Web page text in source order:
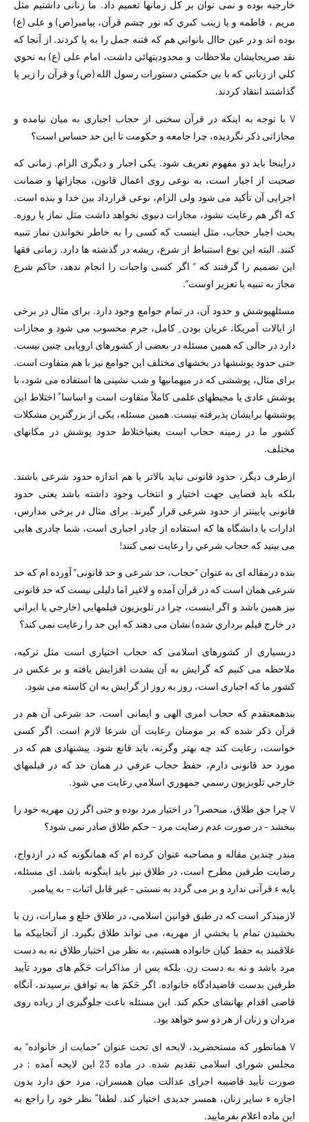
خارجیه بوده و نمی توان بر کل زمانها تعمیم داد. ما زنانی داشتیم مثل
مریم ، فاطمه و یا زینب کبري که نور چشم قرآن، پیامبر(ص) و علی (ع)
بوده اند و در عین حاال بانواني هم که فتنه جمل را به پا کردند. از آنجا که
نقد صريحايشان ملاحظات و محدوديتهائي داشت، امام علی (ع) به نحوي
كلي از زناني كه با بي حكمتي دستورات رسول الله (ص) و قرآن را زير پا
گذاشتند انتقاد كردند.
V با توجه به اینکه در قرآن سخنی از حجاب اجباری به میان نیامده و
مجازاتی ذکر نگردیده، چرا جامعه و حکومت تا این حد حساس است؟
دراینجا باید دو مفهوم تعریف شود. یکی اجبار و دیگری الزام. زمانی که
صحبت از اجبار است، به نوعی روی اعمال قانون، مجازاتها و ضمانت
اجرایی آن تأکید می شود ولی الزام، نوعی قرارداد بین خدا و بنده است.
که اگر هم رعایت نشود، مجازات دنیوی نخواهد داشت مثل نماز یا روزه.
بحث اجبار حجاب، مثل اینست که کسی را به خاطر نخواندن نماز تنبیه
کنند. البته این نوع استنباط از شرع، ریشه در گذشته ها دارد. زمانی فقها
این تصمیم را گرفتند که ” اگر کسی واجبات را انجام ندهد، حاکم شرع
مجاز به تنبیه يا تعزير اوست”.
مسئلهپوشش و حدود آن، در تمام جوامع وجود دارد. برای مثال در برخی
از ایالات آمریکا، عریان بودن ِ کامل، جرم محسوب می شود و مجازات
دارد در حالی که همین مسئله در بعضی از کشورهای اروپایی چنين نيست.
حتی حدود پوششها در بخشهای مختلف این جوامع نیز با هم متفاوت است.
برای مثال، پوششی که در میهمانیها و شب نشینی ها استفاده می شود، با
پوشش عادی یا مجیطهای علمی کاملاً متفاوت است و اساسا ً اختلاط این
پوششها برایشان پذیرفته نیست. همین مسئله، یکی از بزرگترین مشکلات
کشور ما در زمینه حجاب است یعنیاختلاط حدود پوشش در مکانهای
مختلف.
ازطرف دیگر، حدود قانونی نباید بالاتر یا هم اندازه حدود شرعی باشند.
بلکه باید فضایی جهت اختیار و انتخاب وجود داشته باشد یعنی حدود
فانونی پایینتر از حدود شرعی قرار گیرند. برای مثال در برخی مدارس،
ادارات یا دانشگاه ها که استفاده از چادر اجباری است، شما چادری هایی
می بینید که حجاب شرعي را رعایت نمی کنند!
بنده درمقاله ای به عنوان “حجاب، حد شرعی و حد قانونی” آورده ام که حد
شرعی همان است که در قرآن آمده و لاغیر اما دلیلی نیست که حد قانونی
نیز همین باشد و اگر اینست، چرا در تلویزیون فیلمهایی (خارجي يا ايراني
در خارج فيلم برداري شده) نشان می دهند که این حد را رعایت نمی کند؟
دربسیاری از کشورهای اسلامی که حجاب اختیاری است مثل تركيه،
ملاحظه می کنیم که گرایش به آن بشدت افزايش يافته و بر عکس در
کشور ما که اجباری است، روز به روز از گرایش به ان کاسته می شود.
بندهمعتقدم که حجاب امری الهی و ایمانی است. حد شرعی آن هم در
قرآن ذکر شده كه بر مومنان رعايت آن شرعا لازم است. اگر کسی
خواست، رعایت کند چه بهتر وگرنه، باید قانع شود. پیشنهادی هم که در
مورد حد قانونی دارم، حفظ حجاب عرفي در همان حد که در فيلمهاي
خارجي تلویزیون رسمي جمهوري اسلامي رعايت مي شود.
V چرا حق طلاق، منحصرا ً در اختیار مرد بوده و حتی اگر زن مهریه خود را
ببخشد – در صورت عدم رضایت مرد – حکم طلاق صادر نمی شود؟
مندر چندین مقاله و مصاحبه عنوان کرده ام که همانگونه که در ازدواج،
رضایت طرفین مطرح است، در طلاق نیز باید اینگونه باشد. ای مسئله،
پایه ء قرآنی ندارد و بر می گردد به نسبتی – غیر قابل اثبات – به پیامبر.
لازمبذکر است که در طبق قوانین اسلامی، در طلاق خلع و مبارات، زن با
بخشیدن تمام يا بخشي از مهریه، می تواند طلاق بگیرد. از آنجاییکه ما
علاقمند به حفط کیان خانواده هستیم، به نظر من اختیار طلاق نه به دست
مرد باشد و نه به دست زن. بلکه پس از مذاكرات حَكَم های مورد تآیید
طرفین بدست قاضیدادگاه خانواده. اگر حَکمَ ها به توافق نرسیدند، آنگاه
قاضی اقدام بهانشای حکم کند. این مسئله باعث جلوگیری از زیاده روی
مردان و زنان از هر دو سو خواهد بود.
V همانطور که مستحضرید، لایحه ای تحت عنوان “حمایت از خانواده” به
مجلس شورای اسلامی تقدیم شده. در ماده 23 این لایحه آمده : در
صورت تأیید قاضیبه اجرای عدالت میان همسران، مرد حق دارد بدون
اجازه ء سایر زنان، همسر جدیدی اختیار کند. لطفا ً نظر خود را راجع به
این ماده اعلام بفرمایید.